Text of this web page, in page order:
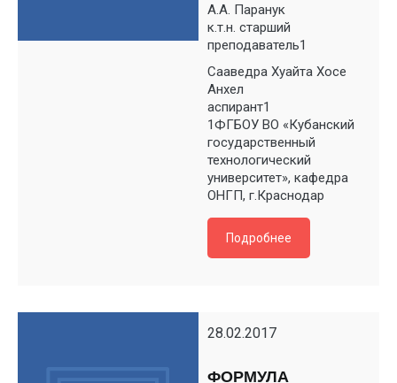
А.А. Паранук
к.т.н. старший
преподаватель1
Сааведра Хуайта Хосе
Анхел
аспирант1
1ФГБОУ ВО «Кубанский
государственный
технологический
университет», кафедра
ОНГП, г.Краснодар
Подробнее
28.02.2017